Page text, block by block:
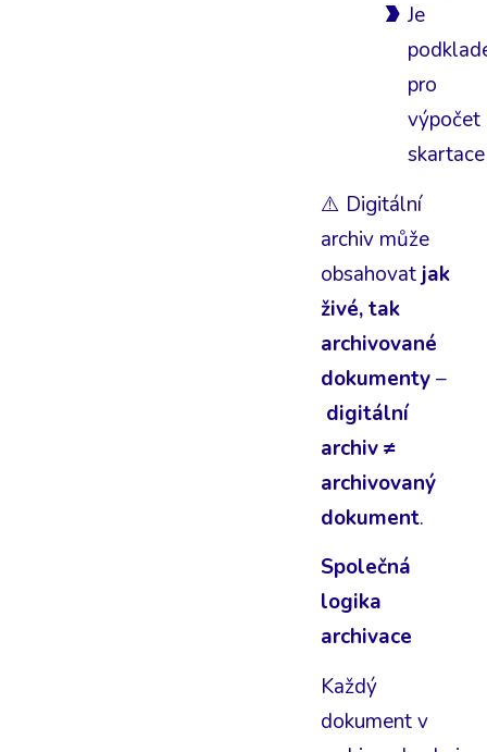
Je
pro
výpočet
skartace
⚠️ Digitální
archiv může
obsahovat jak
živé, tak
archivované
dokumenty–
digitální
archiv ≠
archivovaný
dokument.
Společná
logika
archivace
Každý
dokument v